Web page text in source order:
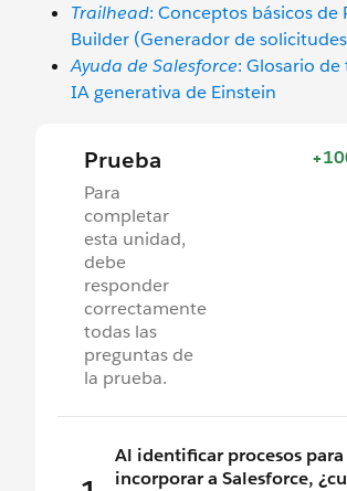
Trailhead: Conceptos básicos de
Builder (Generador de
Ayuda de Salesforce: Glosario
IA generativa de Einstein